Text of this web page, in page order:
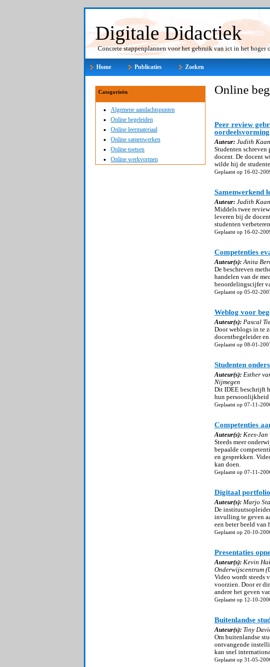
Digitale Didactiek
Concrete stappenplannen voor het gebruik van ict in het hoger
Home Publicaties Zoeken
Categorieën
Algemene aandachtspunten
Online begeleiden
Online leermateriaal
Online samenwerken
Online toetsen
Online werkvormen
Online
Peer review
oordeelsvorming
Auteur: Judith
Studenten schreven
docent. De docent
wilde hij de
Geplaatst op 16-02-
Samenwerkend
Auteur: Judith
Middels twee
leveren bij de
studenten
Geplaatst op 16-02-
Competenties
Auteur(s):Anita
De beschreven
handelen van de
beoordelingscijfer
Geplaatst op 05-02-
Weblog voor
Auteur(s): Pascal
Door weblogs in te
docentbegeleider
Geplaatst op 08-01-
Studenten
Auteur(s): Esther
Nijmegen
Dit IDEE beschrijft
hun
Geplaatst op 07-11-
Competenties
Auteur(s): Kees-
Steeds meer
bepaalde
en gesprekken.
kan doen.
Geplaatst op 07-11-
Digitaal
Auteur(s): Marjo
De
invulling te geven
een beter beeld van
Geplaatst op 20-10-
Presentaties
Auteur(s): Kevin
Onderwijscentrum
Video wordt steeds
voorzien. Door er
andere het geven
Geplaatst op 12-10-
Buitenlandse
Auteur(s): Tiny
Om buitenlandse
ontvangende
kan snel
Geplaatst op 31-05-